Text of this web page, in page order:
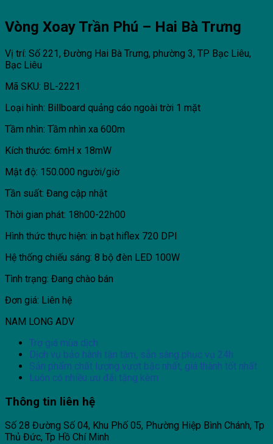
Vòng Xoay Trần Phú – Hai Bà Trưng
Vị trí: Số 221, Đường Hai Bà Trưng, phường 3, TP Bạc Liêu,
Bạc Liêu
Mã SKU: BL-2221
Loại hình: Billboard quảng cáo ngoài trời 1 mặt
Tầm nhìn: Tầm nhìn xa 600m
Kích thước: 6mH x 18mW
Mật độ: 150.000 người/giờ
Tần suất: Đang cập nhật
Thời gian phát: 18h00-22h00
Hình thức thực hiện: in bạt hiflex 720 DPI
Hệ thống chiếu sáng: 8 bộ đèn LED 100W
Tình trạng: Đang chào bán
Đơn giá: Liên hệ
NAM LONG ADV
Trợ giá mùa dịch
Dịch vụ bảo hành tận tâm, sẵn sàng phục vụ 24h
Sản phẩm chất lượng vượt bậc nhất, giá thành tốt nhất
Luôn có nhiều ưu đãi tặng kèm
Thông tin liên hệ
Số 28 Đường Số 04, Khu Phố 05, Phường Hiệp Bình Chánh, Tp
Thủ Đức, Tp Hồ Chí Minh